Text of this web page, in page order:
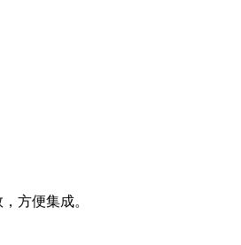
方便集成。